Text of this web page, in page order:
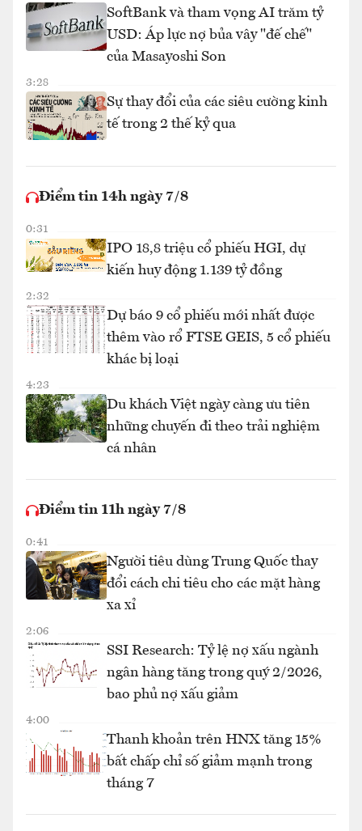
SoftBank và tham vọng AI trăm tỷ
USD: Áp lực nợ bủa vây "đế chế"
của Masayoshi Son
3:28
Sự thay đổi của các siêu cường kinh
tế trong 2 thế kỷ qua
Điểm tin 14h ngày 7/8
0:31
IPO 18,8 triệu cổ phiếu HGI, dự
kiến huy động 1.139 tỷ đồng
2:32
Dự báo 9 cổ phiếu mới nhất được
thêm vào rổ FTSE GEIS, 5 cổ phiếu
khác bị loại
4:23
Du khách Việt ngày càng ưu tiên
những chuyến đi theo trải nghiệm
cá nhân
Điểm tin 11h ngày 7/8
0:41
Người tiêu dùng Trung Quốc thay
đổi cách chi tiêu cho các mặt hàng
xa xỉ
2:06
SSI Research: Tỷ lệ nợ xấu ngành
ngân hàng tăng trong quý 2/2026,
bao phủ nợ xấu giảm
4:00
Thanh khoản trên HNX tăng 15%
bất chấp chỉ số giảm mạnh trong
tháng 7